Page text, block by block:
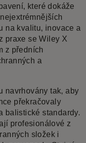
které dokáže
na kvalitu, inovace a
praxe se Wiley X
z předních
a
navrhovány tak, aby
překračovaly
balistické standardy.
profesionálové z
složek i